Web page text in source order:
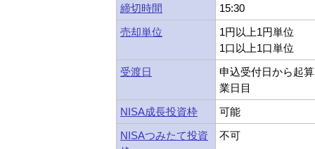
締切時間
15:30
売却単位
1円以上1円単位
1口以上1口単位
受渡日
申込受付日から起
業日目
NISA成長投資枠
可能
NISAつみたて投資
不可